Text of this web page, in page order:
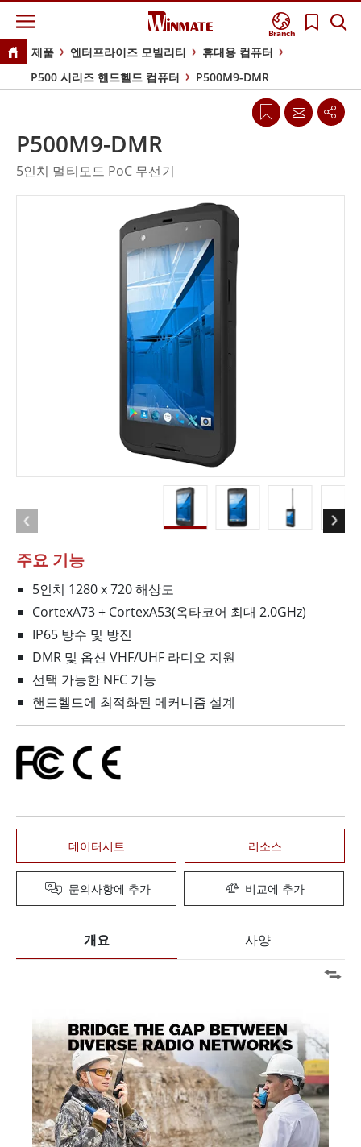
Branch
제품 엔터프라이즈 모빌리티
휴대용 컴퓨터
P500 시리즈 핸드헬드 컴퓨터
P500M9-DMR
주요 기능
5인치 1280 x 720 해상도
CortexA73 + CortexA53(옥타코어 최대 2.0GHz)
IP65 방수 및 방진
DMR 및 옵션 VHF/UHF 라디오 지원
선택 가능한 NFC 기능
핸드헬드에 최적화된 메커니즘 설계
데이터시트 리소스
문의사항에 추가 비교에 추가
P500M9-DMR
5인치 멀티모드 PoC 무선기
개요 사양